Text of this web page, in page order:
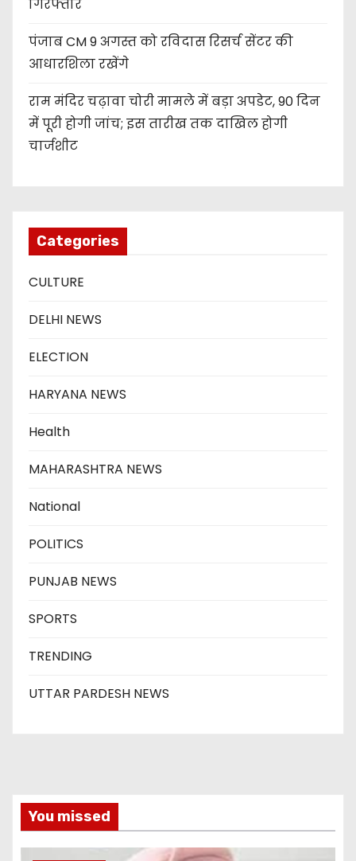
गिरफ्तार
पंजाब CM 9 अगस्त को रविदास रिसर्च सेंटर की
आधारशिला रखेंगे
राम मंदिर चढ़ावा चोरी मामले में बड़ा अपडेट, 90 दिन
में पूरी होगी जांच; इस तारीख तक दाखिल होगी
चार्जशीट
Categories
CULTURE
DELHI NEWS
ELECTION
HARYANA NEWS
Health
MAHARASHTRA NEWS
National
POLITICS
PUNJAB NEWS
SPORTS
TRENDING
UTTAR PARDESH NEWS
You missed